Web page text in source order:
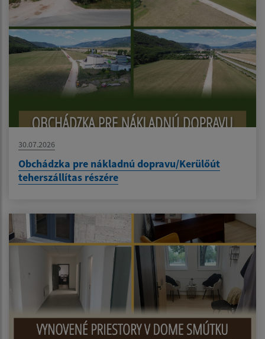
30.07.2026
Obchádzka pre nákladnú dopravu/Kerülőút
teherszállítas részére